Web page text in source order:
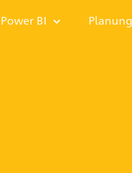
Power BI